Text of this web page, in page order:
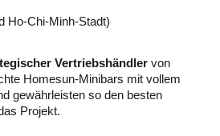
Ho-Chi-Minh-Stadt)
Vertriebshändler von
Homesun-Minibars mit vollem
gewährleisten so den besten
Projekt.